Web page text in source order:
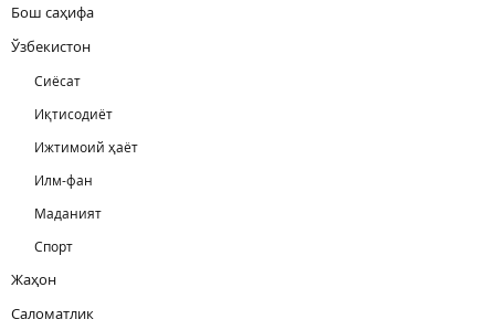
Бош саҳифа
Ўзбекистон
Сиёсат
Иқтисодиёт
Ижтимоий ҳаёт
Илм-фан
Маданият
Спорт
Жаҳон
Саломатлик